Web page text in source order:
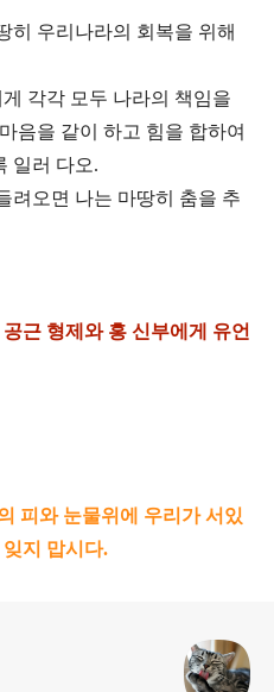
히 우리나라의 회복을 위해
각각 모두 나라의 책임을
음을 같이 하고 힘을 합하여
일러 다오.
려오면 나는 마땅히 춤을 추
근 형제와 홍 신부에게 유언
피와 눈물위에 우리가 서있
잊지 맙시다.